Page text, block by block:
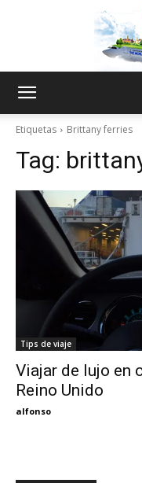
Etiquetas Brittany ferries
Tag:
Tips de viaje
Viajar de lujo en
Reino Unido
alfonso